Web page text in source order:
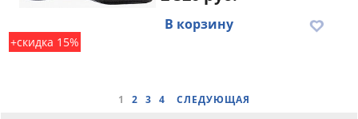
+скидка 15%
В корзину
1 2 3 4 СЛЕДУЮЩАЯ